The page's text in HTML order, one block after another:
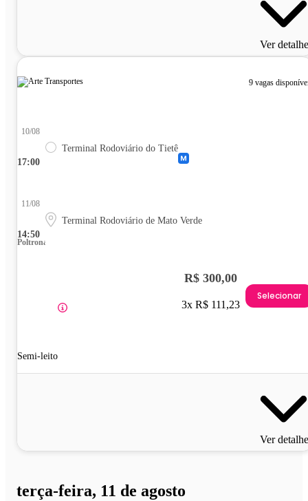
Ver
9 vagas
17:00
10/08
Terminal Rodoviário do Tietê
14:50
11/08
Terminal Rodoviário de Mato Verde
Poltrona
Semi-leito
R$ 300,00
3x R$ 111,23
Selecionar
Ver
terça-feira, 11 de agosto